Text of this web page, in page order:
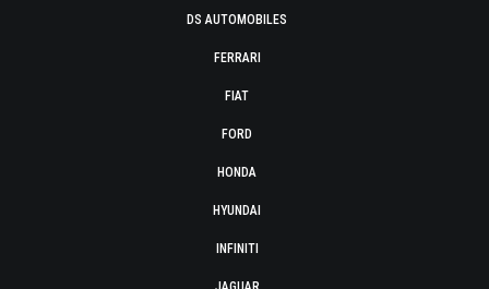
DS AUTOMOBILES
FERRARI
FIAT
FORD
HONDA
HYUNDAI
INFINITI